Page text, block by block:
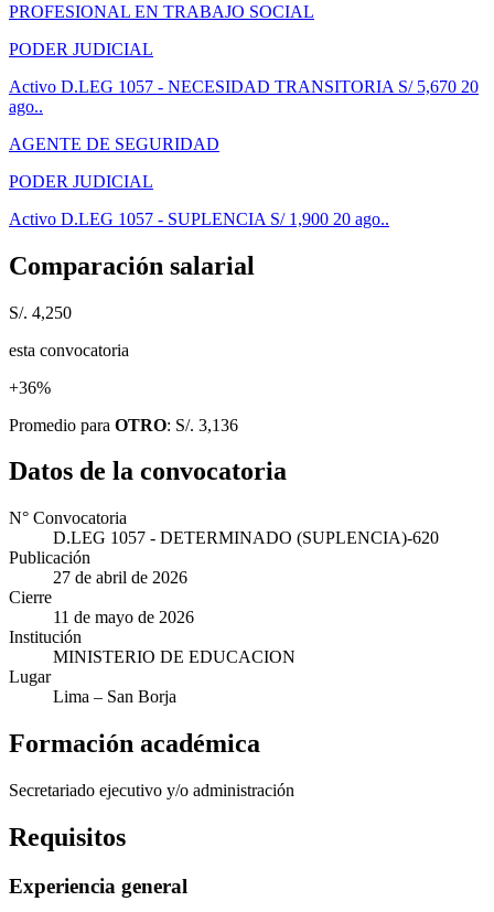
PROFESIONAL EN TRABAJO SOCIAL
PODER JUDICIAL
Activo D.LEG 1057 - NECESIDAD TRANSITORIA S/ 5,670 20
ago..
AGENTE DE SEGURIDAD
PODER JUDICIAL
Activo D.LEG 1057 - SUPLENCIA S/ 1,900 20 ago..
Comparación salarial
S/. 4,250
esta convocatoria
+36%
Promedio para OTRO: S/. 3,136
Datos de la convocatoria
N° Convocatoria
D.LEG 1057 - DETERMINADO (SUPLENCIA)-620
Publicación
27 de abril de 2026
Cierre
11 de mayo de 2026
Institución
MINISTERIO DE EDUCACION
Lugar
Lima – San Borja
Formación académica
Secretariado ejecutivo y/o administración
Requisitos
Experiencia general